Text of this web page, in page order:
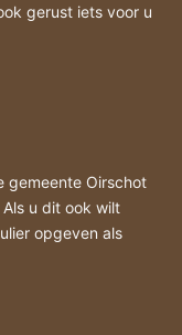
gerust iets voor u
gemeente Oirschot
u dit ook wilt
opgeven als